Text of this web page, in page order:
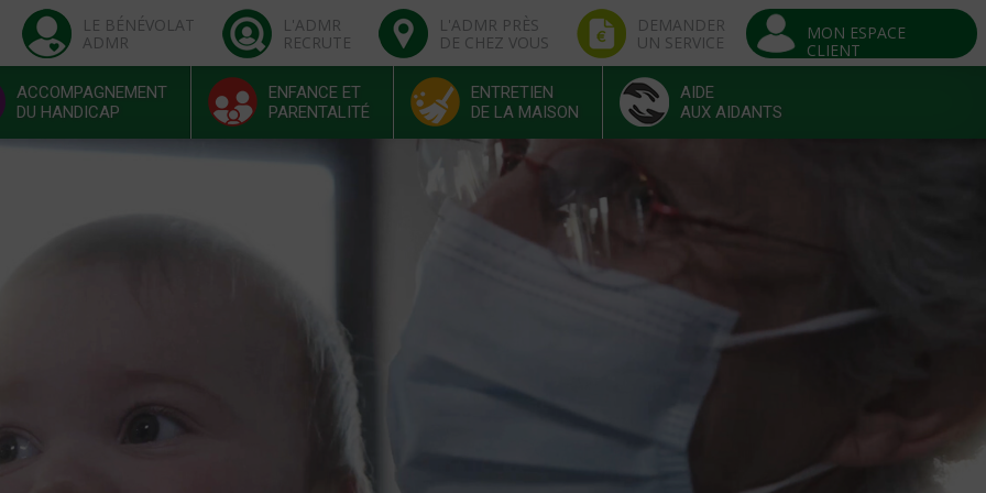
LE BÉNÉVOLAT
ADMR
L'ADMR
RECRUTE
L'ADMR PRÈS
DE CHEZ VOUS
DEMANDER
UN SERVICE
MON ESPACE
CLIENT
ACCOMPAGNEMENT
DU HANDICAP
ENFANCE ET
PARENTALITÉ
ENTRETIEN
DE LA MAISON
AIDE
AUX AIDANTS